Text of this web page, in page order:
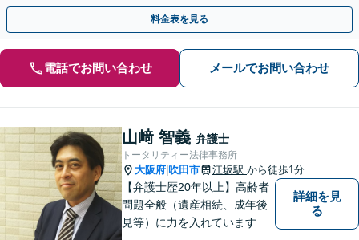
します【弁護士費用特約OK】
料金表を見る
電話でお問い合わせ メールでお問い合わせ
山﨑 智義 弁護士
トータリティー法律事務所
大阪府 吹田市 江坂駅 から徒歩1分
【弁護士歴20年以上】高齢者
問題全般（遺産相続、成年後
見等）に力を入れています。
詳細を見
る